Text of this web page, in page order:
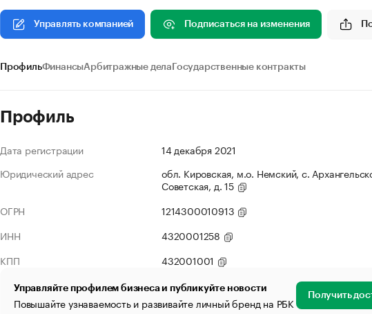
Управлять компанией Подписаться на изменения
ПрофильФинансыАрбитражные дела Государственные контракты
Профиль
Дата регистрации
14 декабря 2021
Юридический адрес
обл. Кировская, м.о. Немский, с.
Советская, д. 15
ОГРН
1214300010913
ИНН
4320001258
КПП
432001001
Управляйте профилем бизнеса и публикуйте новости
Повышайте узнаваемость и развивайте личный бренд на РБК Получить